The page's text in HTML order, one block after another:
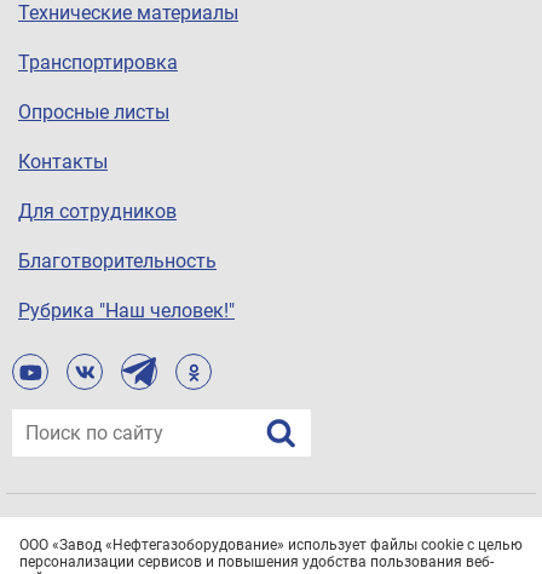
Технические материалы
Транспортировка
Опросные листы
Контакты
Для сотрудников
Благотворительность
Рубрика "Наш человек!"
Все права защищены.Политика конфиденциальности
ООО «Завод «Нефтегазоборудование» использует файлы cookie с целью
персонализации сервисов и повышения удобства пользования веб-